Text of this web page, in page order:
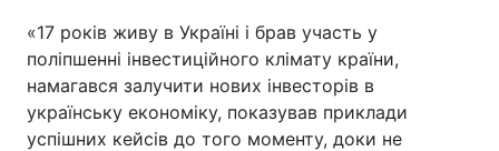
«17 років живу в Україні і брав участь у
поліпшенні інвестиційного клімату країни,
намагався залучити нових інвесторів в
українську економіку, показував приклади
успішних кейсів до того моменту, доки не